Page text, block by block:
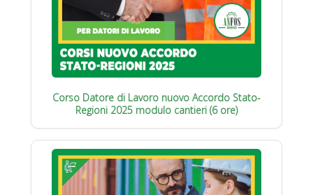
Corso Datore di Lavoro nuovo Accordo Stato-
Regioni 2025 modulo cantieri (6 ore)